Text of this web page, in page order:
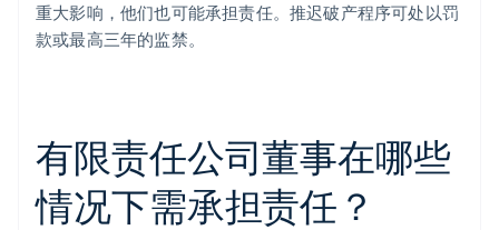
重大影响，他们也可能承担责任。推迟破产程序可处以罚
款或最高三年的监禁。
有限责任公司董事在哪些
情况下需承担责任？